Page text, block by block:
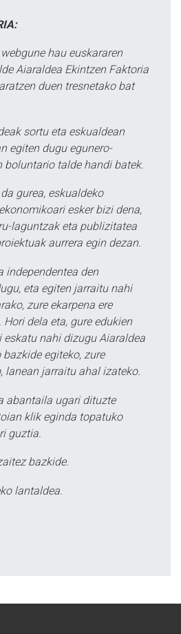
hau euskararen
Aiaraldea Ekintzen Faktoria
duen tresnetako bat
sortu eta eskualdean
egiten dugu egunero-
boluntario talde handi batek.
gurea, eskualdeko
esker bizi dena,
laguntzak eta publizitatea
aurrera egin dezan.
independentea den
eta egiten jarraitu nahi
zure ekarpena ere
dela eta, gure edukien
eskatu nahi dizugu Aiaraldea
egiteko, zure
lanean jarraitu ahal izateko.
abantaila ugari dituzte
klik eginda topatuko
guztia.
bazkide.
lantaldea.